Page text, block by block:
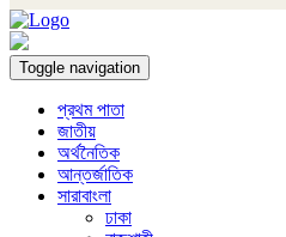
Toggle navigation
প্রথম পাতা
জাতীয়
অর্থনৈতিক
আন্তর্জাতিক
সারাবাংলা
ঢাকা